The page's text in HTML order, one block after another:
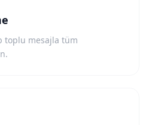
toplu mesajla tüm